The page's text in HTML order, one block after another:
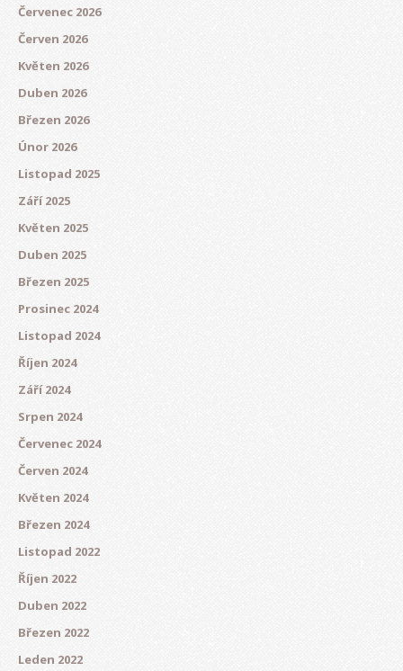
Červenec 2026
Červen 2026
Květen 2026
Duben 2026
Březen 2026
Únor 2026
Listopad 2025
Září 2025
Květen 2025
Duben 2025
Březen 2025
Prosinec 2024
Listopad 2024
Říjen 2024
Září 2024
Srpen 2024
Červenec 2024
Červen 2024
Květen 2024
Březen 2024
Listopad 2022
Říjen 2022
Duben 2022
Březen 2022
Leden 2022